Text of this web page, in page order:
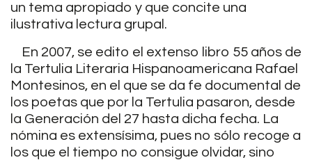
un tema apropiado y que concite una
ilustrativa lectura grupal.
En 2007, se edito el extenso libro 55 años de
la Tertulia Literaria Hispanoamericana Rafael
Montesinos, en el que se da fe documental de
los poetas que por la Tertulia pasaron, desde
la Generación del 27 hasta dicha fecha. La
nómina es extensísima, pues no sólo recoge a
los que el tiempo no consigue olvidar, sino